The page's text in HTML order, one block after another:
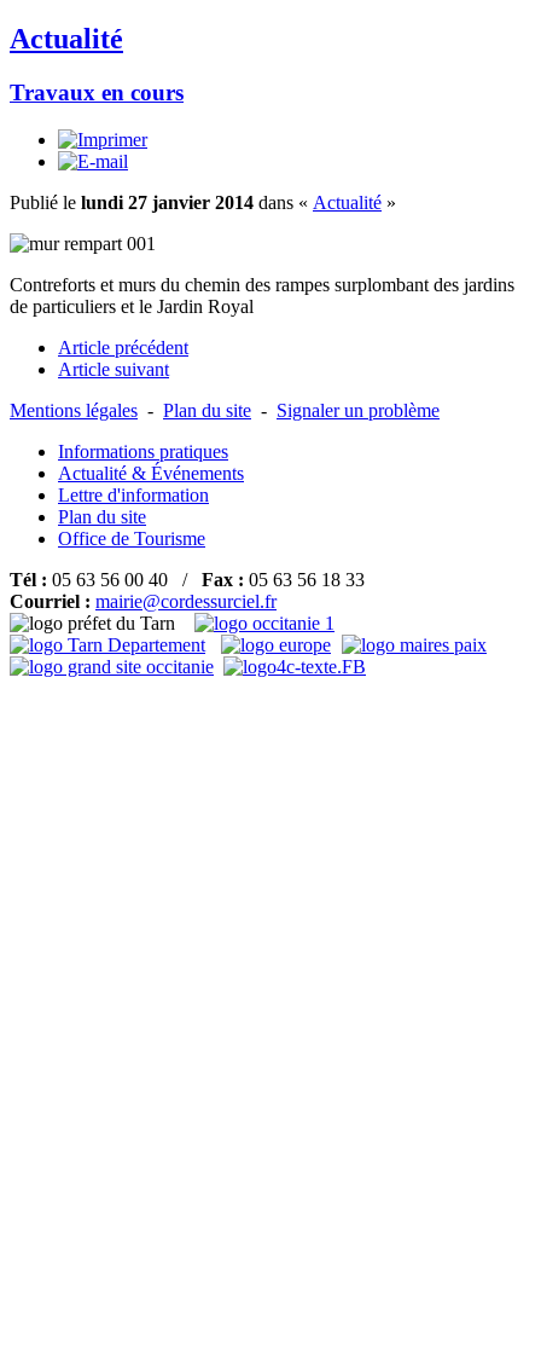
Actualité
Travaux en cours
Publié le lundi 27 janvier 2014 dans « Actualité »
Contreforts et murs du chemin des rampes surplombant des jardins
de particuliers et le Jardin Royal
Article précédent
Article suivant
Mentions légales - Plan du site - Signaler un problème
Informations pratiques
Actualité & Événements
Lettre d'information
Plan du site
Office de Tourisme
Tél : 05 63 56 00 40 / Fax : 05 63 56 18 33
Courriel : mairie@cordessurciel.fr